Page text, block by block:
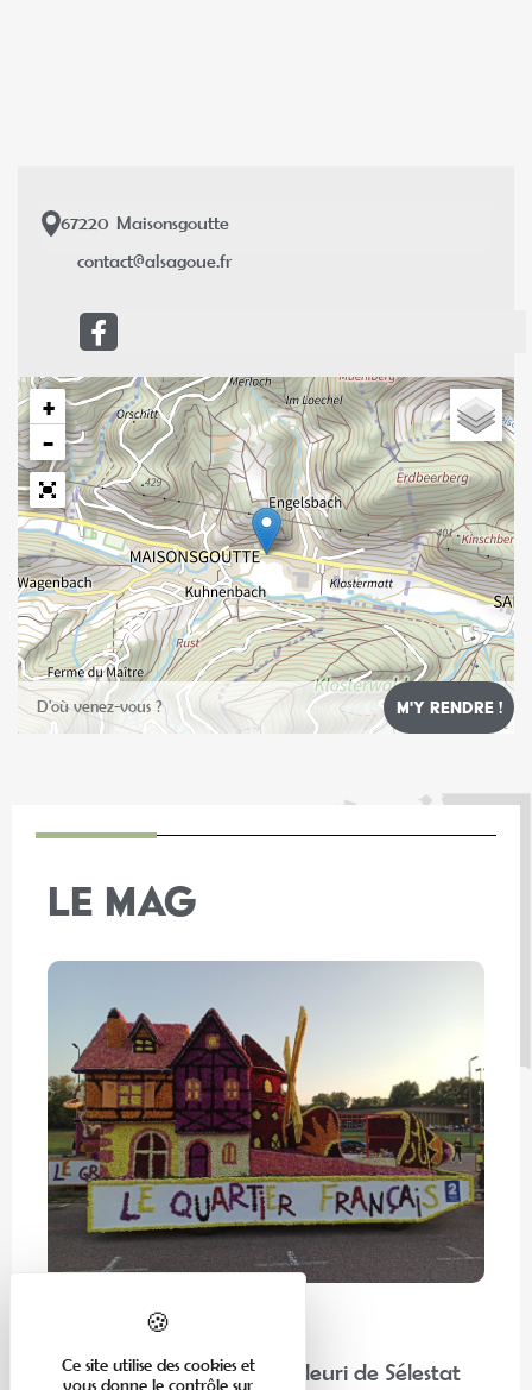
67220 Maisonsgoutte
contact@alsagoue.fr
+
−
Leaflet
LE MAG
En famille
“Chez nos voisins” : Corso Fleuri de Sélestat
Ce site utilise des cookies et
vous donne le contrôle sur